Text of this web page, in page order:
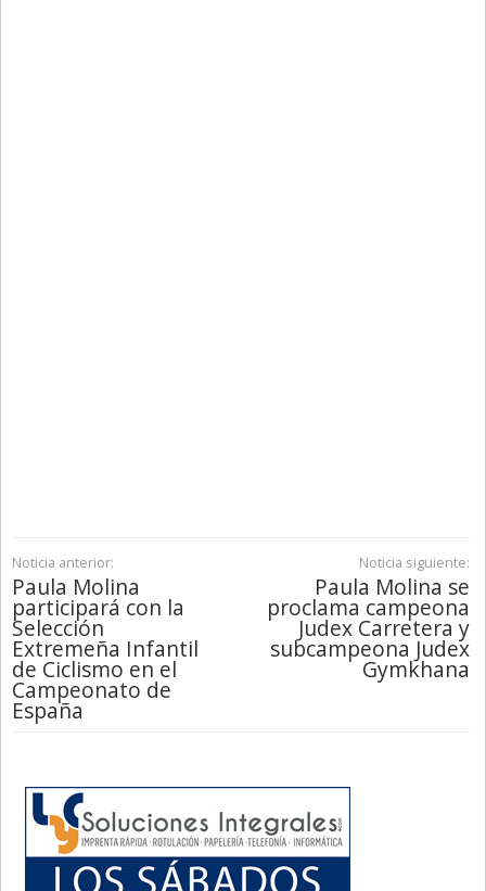
Noticia anterior:
Paula Molina
participará con la
Selección
Extremeña Infantil
de Ciclismo en el
Campeonato de
España
Noticia siguiente:
Paula Molina se
proclama campeona
Judex Carretera y
subcampeona Judex
Gymkhana